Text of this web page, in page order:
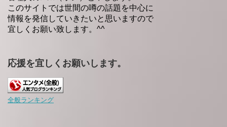
このサイトでは世間の噂の話題を中心に
情報を発信していきたいと思いますので
宜しくお願い致します。^^
応援を宜しくお願いします。
全般ランキング